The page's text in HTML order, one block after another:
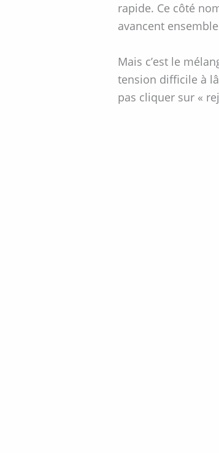
rapide. Ce côté
avancent
Mais c’est le
tension difficile à
pas cliquer sur «